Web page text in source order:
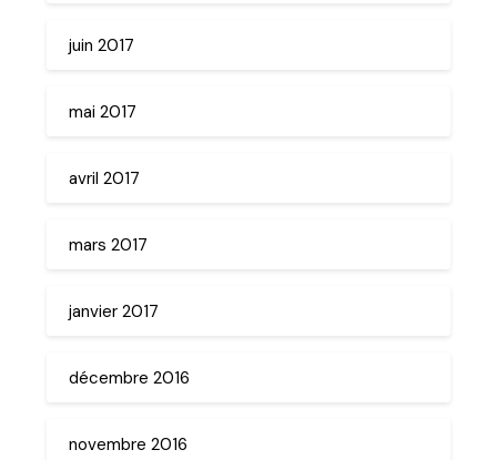
juin 2017
mai 2017
avril 2017
mars 2017
janvier 2017
décembre 2016
novembre 2016